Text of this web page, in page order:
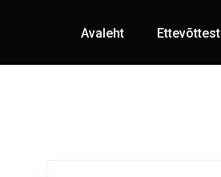
Avaleht Ettevõttest